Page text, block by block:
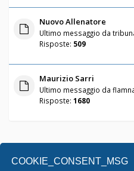
COOKIE_CONSENT_MSG
Nuovo Allenatore
Ultimo messaggio da
Risposte: 509
Maurizio Sarri
Ultimo messaggio da
Risposte: 1680